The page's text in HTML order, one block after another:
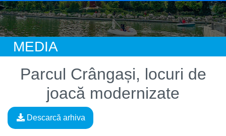
MEDIA
Parcul Crângași, locuri de
joacă modernizate
Descarcă arhiva